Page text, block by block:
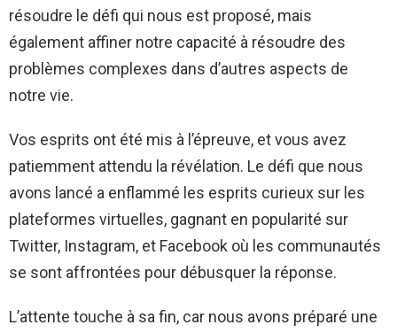
résoudre le défi qui nous est proposé, mais
également affiner notre capacité à résoudre des
problèmes complexes dans d’autres aspects de
notre vie.
Vos esprits ont été mis à l’épreuve, et vous avez
patiemment attendu la révélation. Le défi que nous
avons lancé a enflammé les esprits curieux sur les
plateformes virtuelles, gagnant en popularité sur
Twitter, Instagram, et Facebook où les communautés
se sont affrontées pour débusquer la réponse.
L’attente touche à sa fin, car nous avons préparé une